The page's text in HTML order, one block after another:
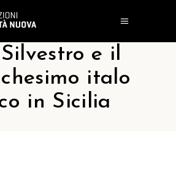
e il
italo
in Sicilia